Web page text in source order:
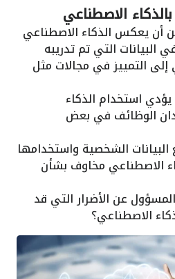
الاصطناعي
أن يعكس الذكاء الاصطناعي
البيانات التي تم تدريبه
التمييز في مجالات مثل
استخدام الذكاء
الوظائف في بعض
البيانات الشخصية واستخدامها
الاصطناعي مخاوف بشأن
عن الأضرار التي قد
الاصطناعي؟